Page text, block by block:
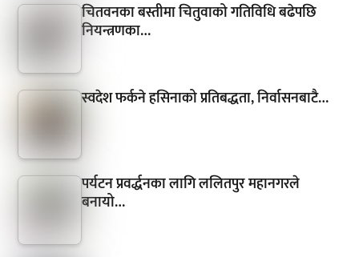
चितवनका बस्तीमा चितुवाको गतिविधि बढेपछि
नियन्त्रणका…
स्वदेश फर्कने हसिनाको प्रतिबद्धता, निर्वासनबाटै…
पर्यटन प्रवर्द्धनका लागि ललितपुर महानगरले
बनायो…